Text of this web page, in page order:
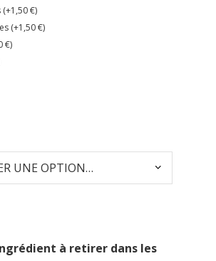
(+1,50€)
(+1,50€)
€)
à retirer dans les